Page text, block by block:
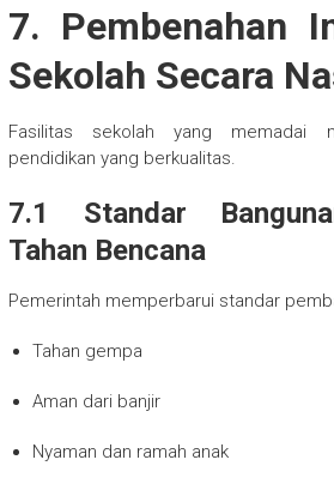
7. Pembenahan
Sekolah Secara
Fasilitas sekolah yang memadai
pendidikan yang berkualitas.
7.1 Standar
Tahan Bencana
Pemerintah memperbarui standar
Tahan gempa
Aman dari banjir
Nyaman dan ramah anak